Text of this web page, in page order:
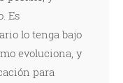
Es
lo tenga bajo
evoluciona, y
para